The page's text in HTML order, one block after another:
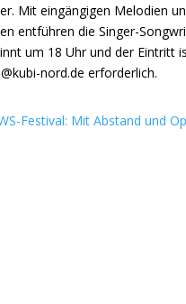
Mit eingängigen Melodien
entführen die Singer-
um 18 Uhr und der Eintritt
nord.de erforderlich.
Festival: Mit Abstand und